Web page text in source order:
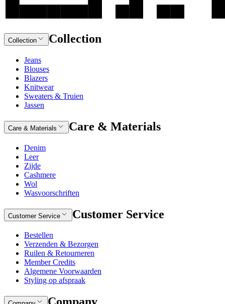
Collection Collection
Jeans
Blouses
Blazers
Knitwear
Sweaters & Truien
Jassen
Care & Materials Care & Materials
Denim
Leer
Zijde
Cashmere
Wol
Wasvoorschriften
Customer Service Customer Service
Bestellen
Verzenden & Bezorgen
Ruilen & Retourneren
Member Credits
Algemene Voorwaarden
Styling op afspraak